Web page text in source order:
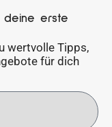
deine erste
wertvolle Tipps,
für dich